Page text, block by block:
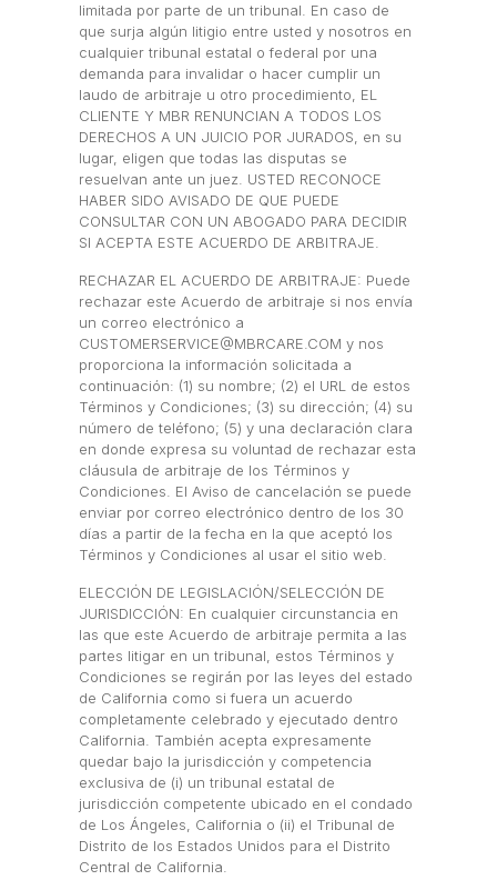
limitada por parte de un tribunal. En caso de
que surja algún litigio entre usted y nosotros en
cualquier tribunal estatal o federal por una
demanda para invalidar o hacer cumplir un
laudo de arbitraje u otro procedimiento, EL
CLIENTE Y MBR RENUNCIAN A TODOS LOS
DERECHOS A UN JUICIO POR JURADOS, en su
lugar, eligen que todas las disputas se
resuelvan ante un juez. USTED RECONOCE
HABER SIDO AVISADO DE QUE PUEDE
CONSULTAR CON UN ABOGADO PARA DECIDIR
SI ACEPTA ESTE ACUERDO DE ARBITRAJE.
RECHAZAR EL ACUERDO DE ARBITRAJE: Puede
rechazar este Acuerdo de arbitraje si nos envía
un correo electrónico a
CUSTOMERSERVICE@MBRCARE.COM y nos
proporciona la información solicitada a
continuación: (1) su nombre; (2) el URL de estos
Términos y Condiciones; (3) su dirección; (4) su
número de teléfono; (5) y una declaración clara
en donde expresa su voluntad de rechazar esta
cláusula de arbitraje de los Términos y
Condiciones. El Aviso de cancelación se puede
enviar por correo electrónico dentro de los 30
días a partir de la fecha en la que aceptó los
Términos y Condiciones al usar el sitio web.
ELECCIÓN DE LEGISLACIÓN/SELECCIÓN DE
JURISDICCIÓN: En cualquier circunstancia en
las que este Acuerdo de arbitraje permita a las
partes litigar en un tribunal, estos Términos y
Condiciones se regirán por las leyes del estado
de California como si fuera un acuerdo
completamente celebrado y ejecutado dentro
California. También acepta expresamente
quedar bajo la jurisdicción y competencia
exclusiva de (i) un tribunal estatal de
jurisdicción competente ubicado en el condado
de Los Ángeles, California o (ii) el Tribunal de
Distrito de los Estados Unidos para el Distrito
Central de California.